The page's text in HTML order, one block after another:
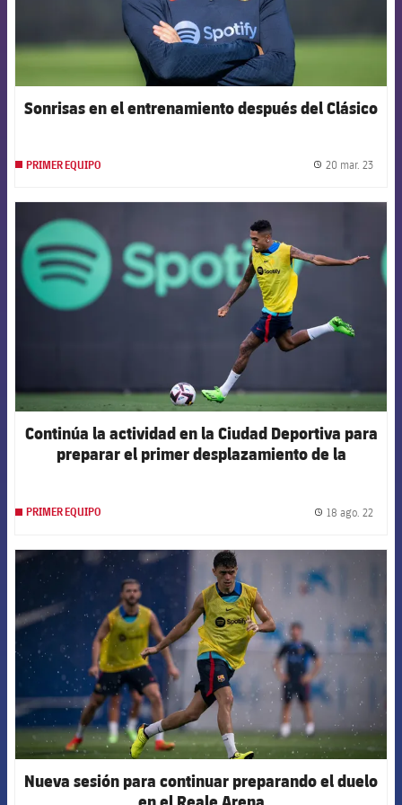
Sonrisas en el entrenamiento después del Clásico
PRIMER EQUIPO 20 mar. 23
Continúa la actividad en la Ciudad Deportiva para
preparar el primer desplazamiento de la
PRIMER EQUIPO 18 ago. 22
FCB Barcelona badge
Nueva sesión para continuar preparando el duelo